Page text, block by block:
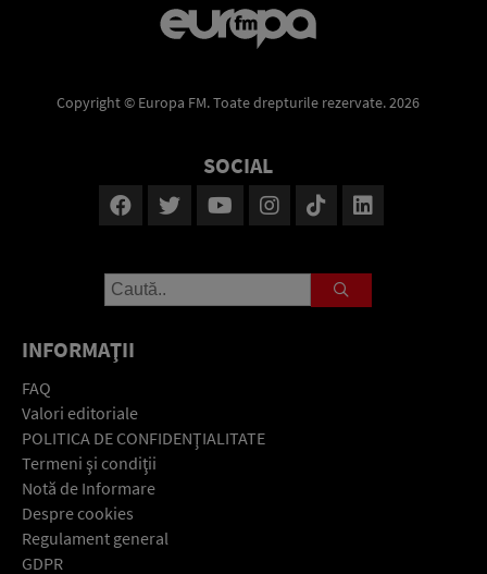
Copyright © Europa FM. Toate drepturile rezervate. 2026
SOCIAL
INFORMAŢII
FAQ
Valori editoriale
POLITICA DE CONFIDENŢIALITATE
Termeni şi condiţii
Notă de Informare
Despre cookies
Regulament general
GDPR